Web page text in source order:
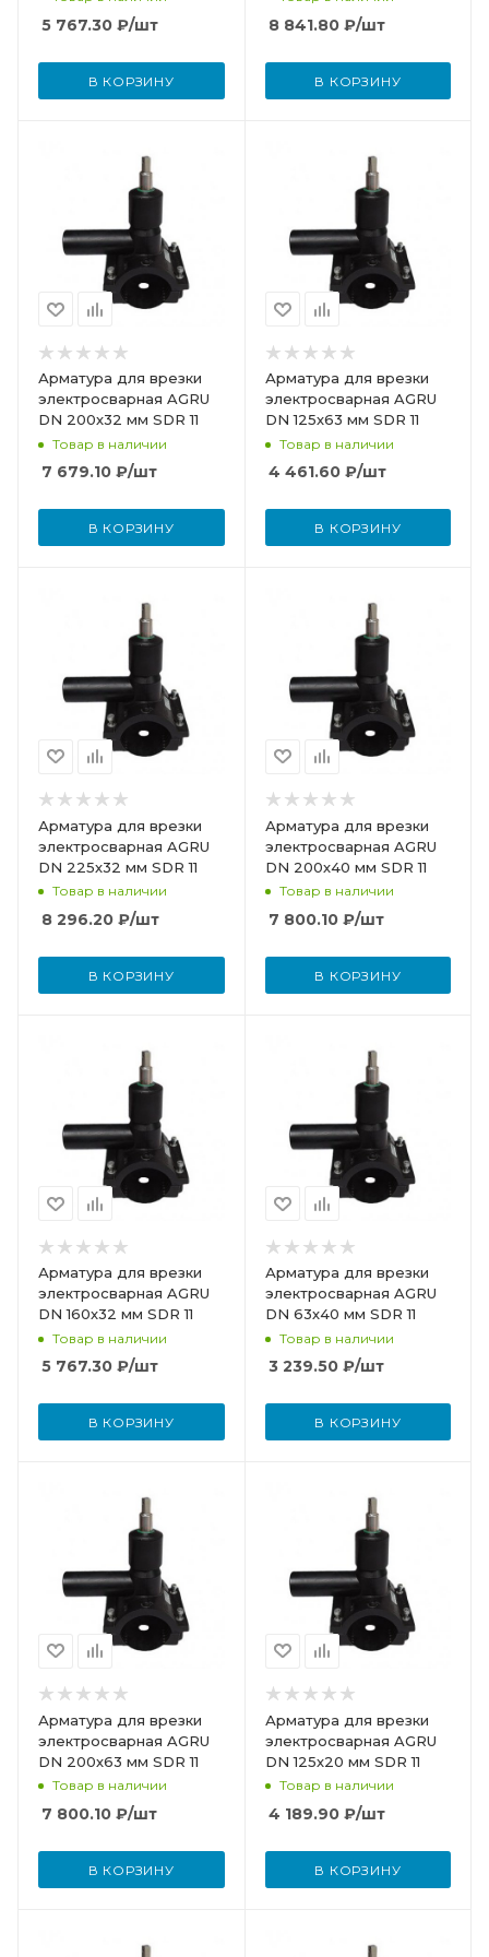
5 767.30 ₽/шт
В КОРЗИНУ
8 841.80₽/шт
В КОРЗИНУ
Арматура для врезки
электросварная AGRU
DN 200х32 мм SDR 11
Товар в наличии
7 679.10 ₽/шт
В КОРЗИНУ
Арматура для врезки
электросварная AGRU
DN 125х63 мм SDR 11
Товар в наличии
4 461.60₽/шт
В КОРЗИНУ
Арматура для врезки
электросварная AGRU
DN 225х32 мм SDR 11
Товар в наличии
8 296.20 ₽/шт
В КОРЗИНУ
Арматура для врезки
электросварная AGRU
DN 200х40 мм SDR 11
Товар в наличии
7 800.10₽/шт
В КОРЗИНУ
Арматура для врезки
электросварная AGRU
DN 160х32 мм SDR 11
Товар в наличии
5 767.30 ₽/шт
В КОРЗИНУ
Арматура для врезки
электросварная AGRU
DN 63х40 мм SDR 11
Товар в наличии
3 239.50₽/шт
В КОРЗИНУ
Арматура для врезки
электросварная AGRU
DN 200х63 мм SDR 11
Товар в наличии
7 800.10 ₽/шт
В КОРЗИНУ
Арматура для врезки
электросварная AGRU
DN 125х20 мм SDR 11
Товар в наличии
4 189.90₽/шт
В КОРЗИНУ